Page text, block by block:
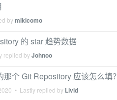
bymikicomo
的 star 趋势数据
replied byJohnoo
个 Git Repository 应该怎么填？
• Lastly replied by Livid